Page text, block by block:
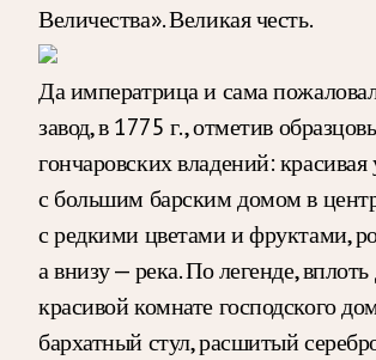
Величества». Великая честь.
Да императрица и сама
завод, в 1775 г., отметив
гончаровских владений: красивая
с большим барским домом в
с редкими цветами и фруктами,
а внизу — река. По легенде,
красивой комнате господского
бархатный стул, расшитый